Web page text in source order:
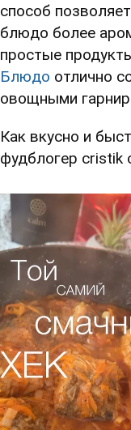
способ
блюдо более
простые
Блюдо отлично
овощными
Как вкусно и
фудблогер cristik